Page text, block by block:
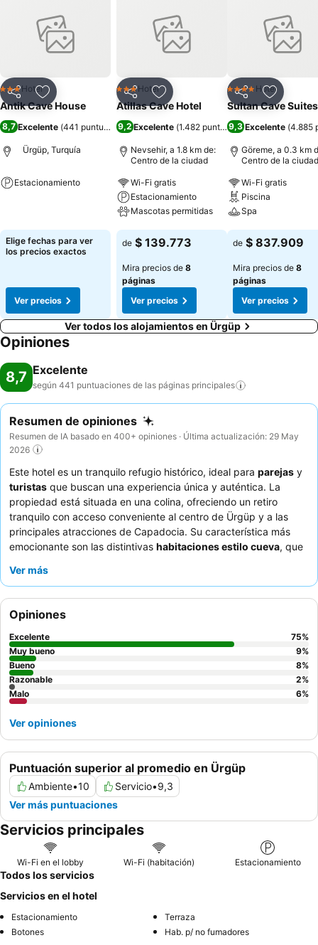
CompartirAgregar a favoritos
3 Estrellas
Hotel
Antik Cave House
8,7 Excelente (441 puntuaciones)
Ürgüp, Turquía
Estacionamiento
Elige fechas para ver
los precios exactos
Ver precios
CompartirAgregar a favoritos
3 Estrellas
Hotel
Atillas Cave Hotel
9,2Excelente (1.482 puntuaciones)
Nevsehir, a 1.8 km de:
Centro de la ciudad
Wi-Fi gratis
Estacionamiento
Mascotas permitidas
Ver precios
de $ 139.773
Mira precios de 8
páginas
Ver precios
CompartirAgregar
4 EstrellasHotel
Sultan Cave Suites
9,3 Excelente (4.885
Göreme, a 0.3 km
Centro de la ciudad
Wi-Fi gratis
Piscina
Spa
Ver precios
de $ 837.909
Mira precios de 8
páginas
Ver precios
Ver todos los alojamientos en Ürgüp
Opiniones
8,7 Excelente
según 441 puntuaciones de las páginas principales
Resumen de opiniones
Resumen de IA basado en 400+ opiniones · Última actualización: 29 May
2026
Este hotel es un tranquilo refugio histórico, ideal para parejas y
turistas que buscan una experiencia única y auténtica. La
propiedad está situada en una colina, ofreciendo un retiro
tranquilo con acceso conveniente al centro de Ürgüp y a las
principales atracciones de Capadocia. Su característica más
emocionante son las distintivas habitaciones estilo cueva, que
elogian constantemente al personal atento y acogedor, y el
locales. Para disfrutar de las mejores vistas de los globos
aerostáticos, los huéspedes deben solicitar una habitación con
vista a la terraza
Ver más
Puntuación superior al promedio en Ürgüp
Ambiente•10 Servicio•9,3
Ver más puntuaciones
Opiniones
Excelente 75%
Muy bueno
9%
Bueno
8%
Razonable
2%
Malo
6%
Ver opiniones
Servicios principales
Wi-Fi en el lobby Wi-Fi (habitación) Estacionamiento
Todos los servicios
Servicios en el hotel
Estacionamiento
Terraza
Botones
Hab. p/ no fumadores